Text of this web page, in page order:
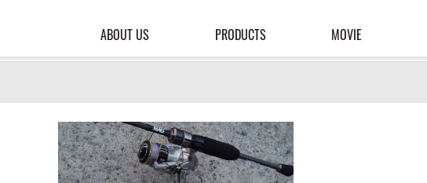
ABOUT US PRODUCTS MOVIE